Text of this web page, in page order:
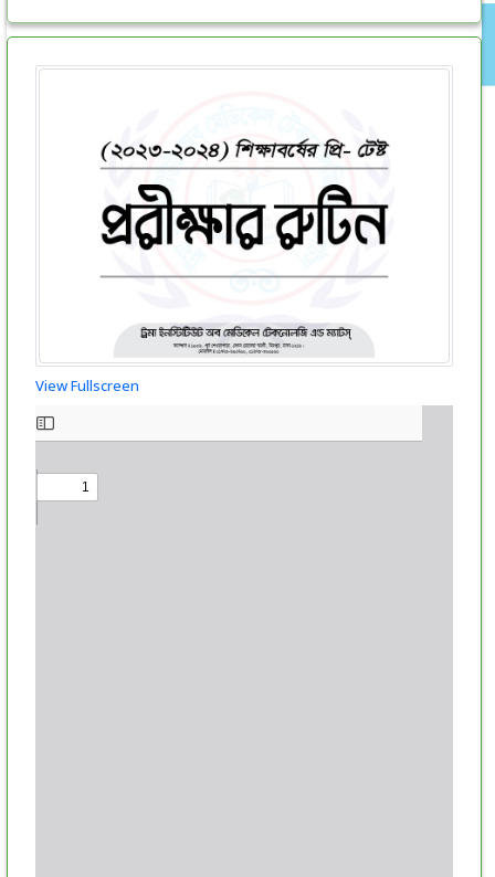
View Fullscreen
to
PDF
content